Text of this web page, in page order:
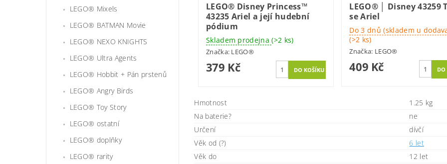
LEGO® Mixels
LEGO® BATMAN Movie
LEGO® NEXO KNIGHTS
LEGO® Ultra Agents
LEGO® Hobbit + Pán prstenů
LEGO® Angry Birds
LEGO® Toy Story
LEGO® ostatní
LEGO® doplňky
LEGO® rarity
LEGO® Disney Princess™
43235 Ariel a její hudební
pódium
Skladem prodejna(>2 ks)
Značka: LEGO®
379 Kč
LEGO® │ Disney 43259
se Ariel
Do 3 dnů (skladem u
(>2 ks)
Značka: LEGO®
409 Kč
Hmotnost
1.25 kg
Na baterie?
ne
Určení
dívčí
Věk od (?)
6 let
Věk do
12 let